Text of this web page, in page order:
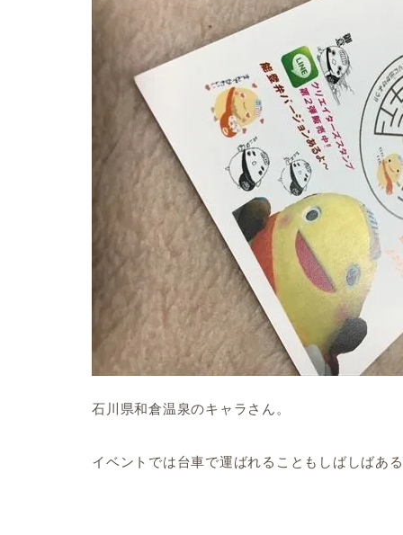
石川県和倉温泉のキャラさん。
イベントでは台車で運ばれることもしばしばあ